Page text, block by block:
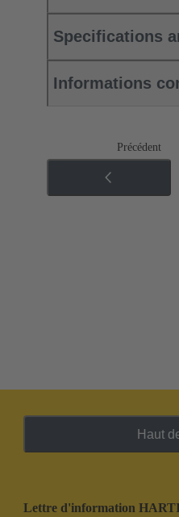
Specifications
Informations
Précédent
Haut
Lettre d'information